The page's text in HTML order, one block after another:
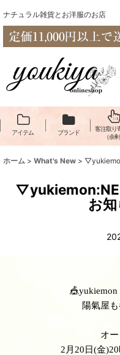
ナチュラル雑貨とお洋服のお店
アイテム ブランド
客注取り
（余剰
ホーム > What's New >
お
陽氣屋
オ
2月20日(金